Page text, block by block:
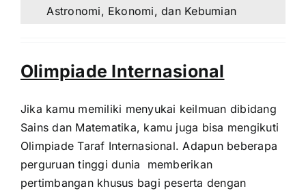
Astronomi, Ekonomi, dan Kebumian
Olimpiade Internasional
Jika kamu memiliki menyukai keilmuan dibidang
Sains dan Matematika, kamu juga bisa mengikuti
Olimpiade Taraf Internasional. Adapun beberapa
perguruan tinggi dunia memberikan
pertimbangan khusus bagi peserta dengan